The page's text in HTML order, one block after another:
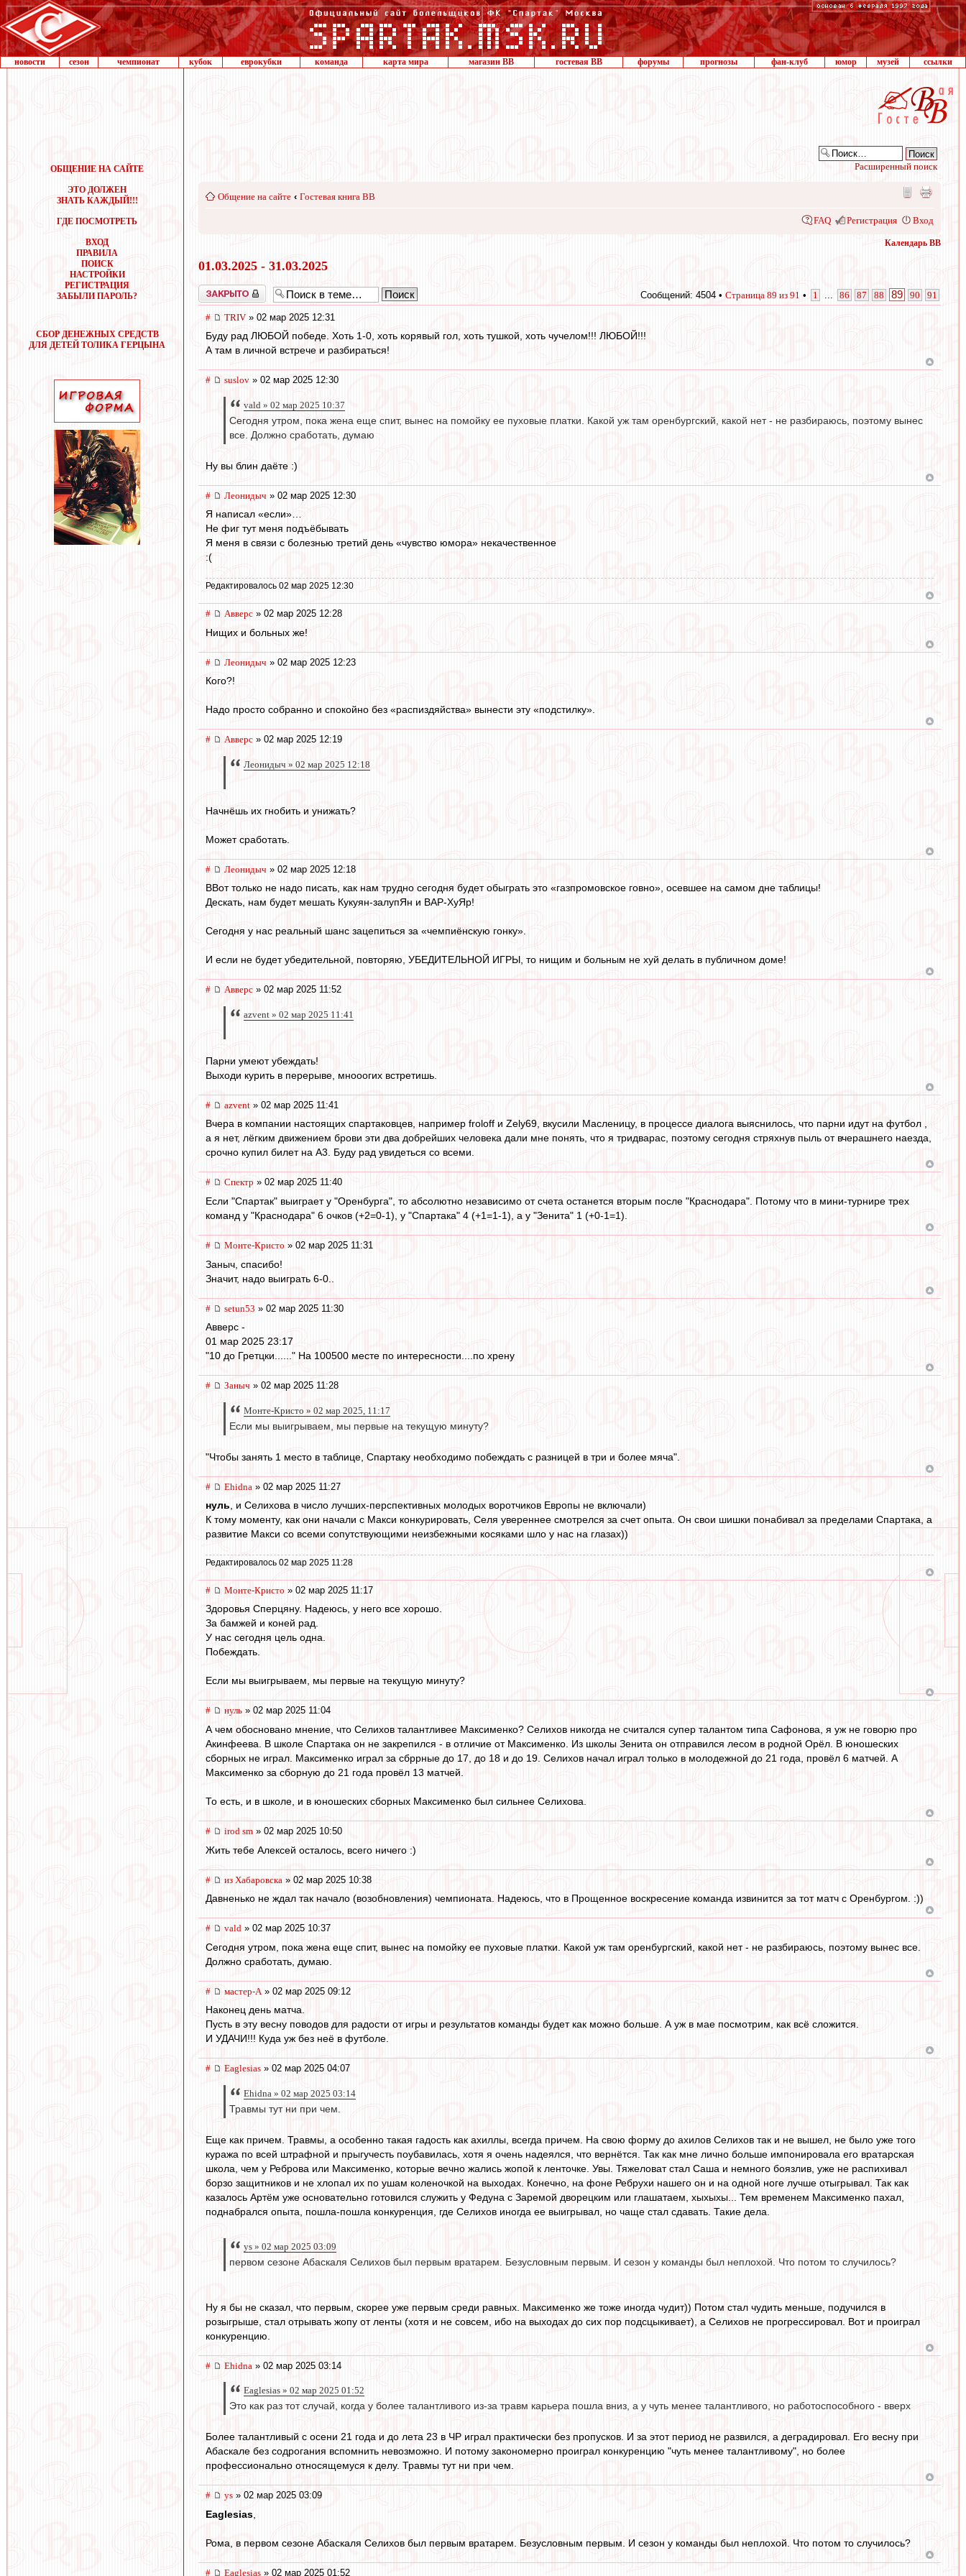
новости сезон чемпионат кубок еврокубки команда карта мира магазин ВВ гостевая ВВ форумы прогнозы фан-клуб юмор музей ссылки
ОБЩЕНИЕ НА САЙТЕ
ЭТО ДОЛЖЕН
ЗНАТЬ КАЖДЫЙ!!!
ГДЕ ПОСМОТРЕТЬ
ВХОД
ПРАВИЛА
ПОИСК
НАСТРОЙКИ
РЕГИСТРАЦИЯ
ЗАБЫЛИ ПАРОЛЬ?
СБОР ДЕНЕЖНЫХ СРЕДСТВ
ДЛЯ ДЕТЕЙ ТОЛИКА ГЕРЦЫНА
Расширенный поиск
Общение на сайте ‹ Гостевая книга ВВ
FAQ Регистрация Вход
Календарь ВВ
01.03.2025 - 31.03.2025
Закрыто Сообщений: 4504 • Страница 89 из 91 • 1 86 87 88 89 90 91
# TRIV » 02 мар 2025 12:31
Буду рад ЛЮБОЙ победе. Хоть 1-0, хоть корявый гол, хоть тушкой, хоть чучелом!!! ЛЮБОЙ!!!
А там в личной встрече и разбираться!
# suslov » 02 мар 2025 12:30
vald » 02 мар 2025 10:37
Сегодня утром, пока жена еще спит, вынес на помойку ее пуховые платки. Какой уж там оренбургский, какой нет - не разбираюсь, поэтому вынес
все. Должно сработать, думаю
Ну вы блин даёте :)
# Леонидыч » 02 мар 2025 12:30
Я написал «если»…
Не фиг тут меня подъёбывать
Я меня в связи с болезнью третий день «чувство юмора» некачественное
:(
Редактировалось 02 мар 2025 12:30
# Авверс » 02 мар 2025 12:28
Нищих и больных же!
# Леонидыч » 02 мар 2025 12:23
Кого?!
Надо просто собранно и спокойно без «распиздяйства» вынести эту «подстилку».
# Авверс » 02 мар 2025 12:19
Леонидыч » 02 мар 2025 12:18
Начнёшь их гнобить и унижать?
Может сработать.
# Леонидыч » 02 мар 2025 12:18
ВВот только не надо писать, как нам трудно сегодня будет обыграть это «газпромовское говно», осевшее на самом дне таблицы!
Дескать, нам будет мешать Кукуян-залупЯн и ВАР-ХуЯр!
Сегодня у нас реальный шанс зацепиться за «чемпиёнскую гонку».
И если не будет убедительной, повторяю, УБЕДИТЕЛЬНОЙ ИГРЫ, то нищим и больным не хуй делать в публичном доме!
# Авверс » 02 мар 2025 11:52
azvent » 02 мар 2025 11:41
Парни умеют убеждать!
Выходи курить в перерыве, мнооогих встретишь.
# azvent » 02 мар 2025 11:41
Вчера в компании настоящих спартаковцев, например froloff и Zely69, вкусили Масленицу, в процессе диалога выяснилось, что парни идут на футбол ,
а я нет, лёгким движением брови эти два добрейших человека дали мне понять, что я тридварас, поэтому сегодня стряхнув пыль от вчерашнего наезда,
срочно купил билет на А3. Буду рад увидеться со всеми.
# Спектр » 02 мар 2025 11:40
Если "Спартак" выиграет у "Оренбурга", то абсолютно независимо от счета останется вторым после "Краснодара". Потому что в мини-турнире трех
команд у "Краснодара" 6 очков (+2=0-1), у "Спартака" 4 (+1=1-1), а у "Зенита" 1 (+0-1=1).
# Монте-Кристо » 02 мар 2025 11:31
Заныч, спасибо!
Значит, надо выиграть 6-0..
# setun53 » 02 мар 2025 11:30
Авверс -
01 мар 2025 23:17
"10 до Гретцки......" На 100500 месте по интересности....по хрену
# Заныч » 02 мар 2025 11:28
Монте-Кристо » 02 мар 2025, 11:17
Если мы выигрываем, мы первые на текущую минуту?
"Чтобы занять 1 место в таблице, Спартаку необходимо побеждать с разницей в три и более мяча".
# Ehidna » 02 мар 2025 11:27
нуль, и Селихова в число лучших-перспективных молодых воротчиков Европы не включали)
К тому моменту, как они начали с Макси конкурировать, Селя увереннее смотрелся за счет опыта. Он свои шишки понабивал за пределами Спартака, а
развитие Макси со всеми сопутствующими неизбежными косяками шло у нас на глазах))
Редактировалось 02 мар 2025 11:28
# Монте-Кристо » 02 мар 2025 11:17
Здоровья Сперцяну. Надеюсь, у него все хорошо.
За бамжей и коней рад.
У нас сегодня цель одна.
Побеждать.
Если мы выигрываем, мы первые на текущую минуту?
# нуль » 02 мар 2025 11:04
А чем обосновано мнение, что Селихов талантливее Максименко? Селихов никогда не считался супер талантом типа Сафонова, я уж не говорю про
Акинфеева. В школе Спартака он не закрепился - в отличие от Максименко. Из школы Зенита он отправился лесом в родной Орёл. В юношеских
сборных не играл. Максименко играл за сбррные до 17, до 18 и до 19. Селихов начал играл только в молодежной до 21 года, провёл 6 матчей. А
Максименко за сборную до 21 года провёл 13 матчей.
То есть, и в школе, и в юношеских сборных Максименко был сильнее Селихова.
# irod sm » 02 мар 2025 10:50
Жить тебе Алексей осталось, всего ничего :)
# из Хабаровска » 02 мар 2025 10:38
Давненько не ждал так начало (возобновления) чемпионата. Надеюсь, что в Прощенное воскресение команда извинится за тот матч с Оренбургом. :))
# vald » 02 мар 2025 10:37
Сегодня утром, пока жена еще спит, вынес на помойку ее пуховые платки. Какой уж там оренбургский, какой нет - не разбираюсь, поэтому вынес все.
Должно сработать, думаю.
# мастер-А » 02 мар 2025 09:12
Наконец день матча.
Пусть в эту весну поводов для радости от игры и результатов команды будет как можно больше. А уж в мае посмотрим, как всё сложится.
И УДАЧИ!!! Куда уж без неё в футболе.
# Eaglesias » 02 мар 2025 04:07
Ehidna » 02 мар 2025 03:14
Травмы тут ни при чем.
Еще как причем. Травмы, а особенно такая гадость как ахиллы, всегда причем. На свою форму до ахилов Селихов так и не вышел, не было уже того
куража по всей штрафной и прыгучесть поубавилась, хотя я очень надеялся, что вернётся. Так как мне лично больше импонировала его вратарская
школа, чем у Реброва или Максименко, которые вечно жались жопой к ленточке. Увы. Тяжеловат стал Саша и немного боязлив, уже не распихивал
борзо защитников и не хлопал их по ушам коленочкой на выходах. Конечно, на фоне Ребрухи нашего он и на одной ноге лучше отыгрывал. Так как
казалось Артём уже основательно готовился служить у Федуна с Заремой дворецким или глашатаем, хыхыхы... Тем временем Максименко пахал,
поднабрался опыта, пошла-пошла конкуренция, где Селихов иногда ее выигрывал, но чаще стал сдавать. Такие дела.
ys » 02 мар 2025 03:09
первом сезоне Абаскаля Селихов был первым вратарем. Безусловным первым. И сезон у команды был неплохой. Что потом то случилось?
Ну я бы не сказал, что первым, скорее уже первым среди равных. Максименко же тоже иногда чудит)) Потом стал чудить меньше, подучился в
розыгрыше, стал отрывать жопу от ленты (хотя и не совсем, ибо на выходах до сих пор подсцыкивает), а Селихов не прогрессировал. Вот и проиграл
конкуренцию.
# Ehidna » 02 мар 2025 03:14
Eaglesias » 02 мар 2025 01:52
Это как раз тот случай, когда у более талантливого из-за травм карьера пошла вниз, а у чуть менее талантливого, но работоспособного - вверх
Более талантливый с осени 21 года и до лета 23 в ЧР играл практически без пропусков. И за этот период не развился, а деградировал. Его весну при
Абаскале без содрогания вспомнить невозможно. И потому закономерно проиграл конкуренцию "чуть менее талантливому", но более
профессионально относящемуся к делу. Травмы тут ни при чем.
# ys » 02 мар 2025 03:09
Eaglesias
Рома, в первом сезоне Абаскаля Селихов был первым вратарем. Безусловным первым. И сезон у команды был неплохой. Что потом то случилось?
# Eaglesias » 02 мар 2025 01:52